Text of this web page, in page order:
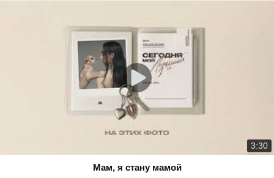
3:30
Мам, я стану мамой